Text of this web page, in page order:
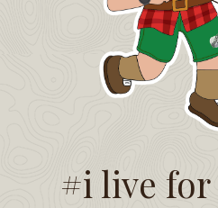
#i live